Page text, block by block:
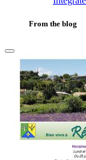
From the blog